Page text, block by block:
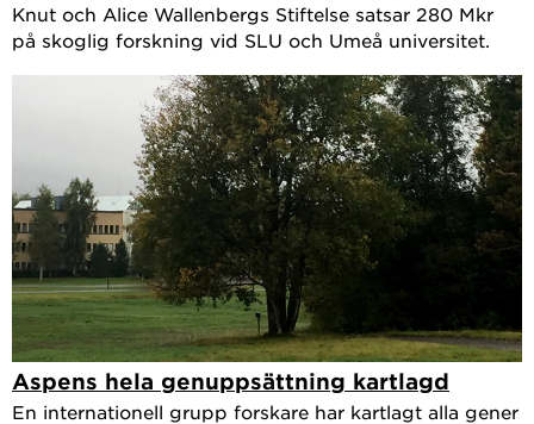
Knut och Alice Wallenbergs Stiftelse satsar 280 Mkr
på skoglig forskning vid SLU och Umeå universitet.
Aspens hela genuppsättning kartlagd
En internationell grupp forskare har kartlagt alla gener